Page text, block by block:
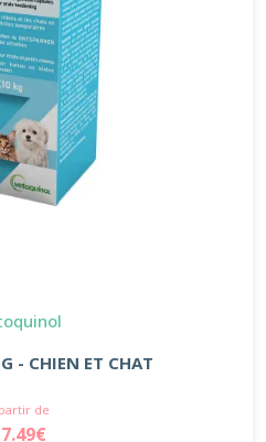
- CHIEN ET CHAT
de